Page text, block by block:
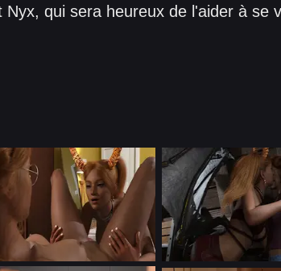
qui sera heureux de l'aider à se